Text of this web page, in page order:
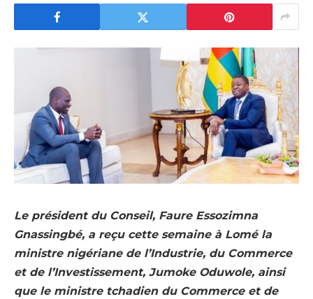
Le président du Conseil, Faure Essozimna
Gnassingbé, a reçu cette semaine à Lomé la
ministre nigériane de l’Industrie, du Commerce
et de l’Investissement, Jumoke Oduwole, ainsi
que le ministre tchadien du Commerce et de